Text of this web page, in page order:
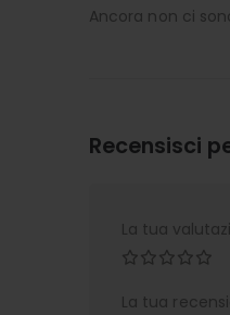
Ancora non ci
Recensisci
La tua
La tua